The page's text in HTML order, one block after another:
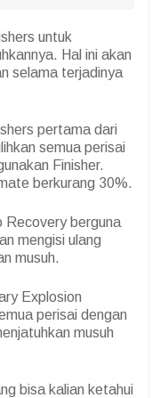
untuk
Hal ini akan
selama terjadinya
pertama dari
semua perisai
Finisher.
berkurang 30%.
Recovery berguna
mengisi ulang
musuh.
Explosion
perisai dengan
musuh
bisa kalian ketahui